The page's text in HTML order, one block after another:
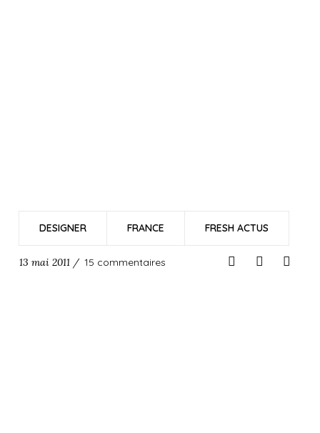
DESIGNER FRANCE FRESH ACTUS
13 mai 2011 / 15 commentaires